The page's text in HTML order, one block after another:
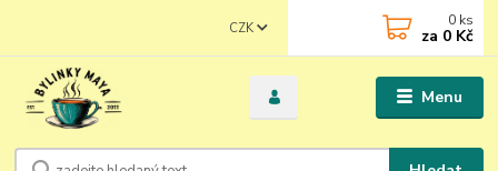
Menu
CZK 0 ks
za 0 Kč